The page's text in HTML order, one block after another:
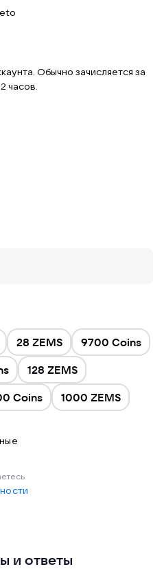
Обычно зачисляется за
часов.
28 ZEMS
9700 Coins
128 ZEMS
Coins 1000 ZEMS
и ответы